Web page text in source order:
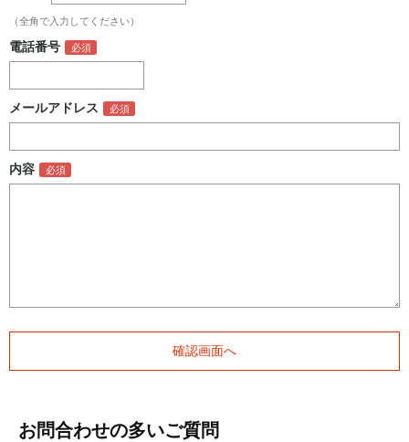
（全角で入力してください）
電話番号
メールアドレス
内容
お問合わせの多いご質問